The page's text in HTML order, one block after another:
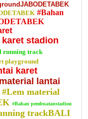
#Bahan
stadion
running track
playground
karet
lantai
#Lem material
#Bahan pembuatanstadion
trackBALI